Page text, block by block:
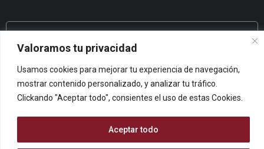
Valoramos tu privacidad
Usamos cookies para mejorar tu experiencia de navegación,
mostrar contenido personalizado, y analizar tu tráfico.
Clickando "Aceptar todo", consientes el uso de estas Cookies.
Aceptar todo
¿No encuentras lo que buscas?
¿Te podemos ayudar?
Centro De Ayuda
Queremos saber tu opinión